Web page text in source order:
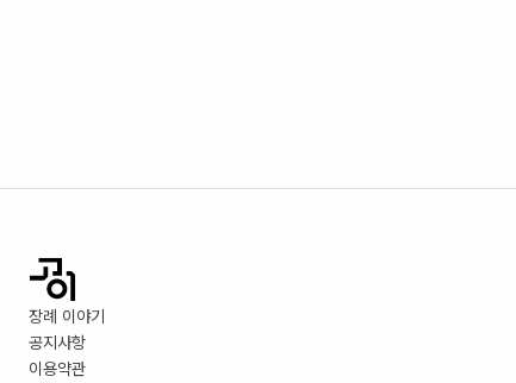
장례 이야기
공지사항
이용약관